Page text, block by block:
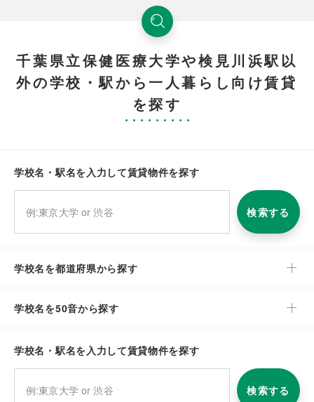
千葉県立保健医療大学や検見川浜駅以
外の学校・駅から一人暮らし向け賃貸
を探す
学校名・駅名を入力して賃貸物件を探す
検索する
学校名を都道府県から探す
学校名を50音から探す
学校名・駅名を入力して賃貸物件を探す
検索する